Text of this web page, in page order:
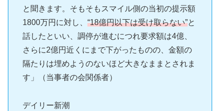
と聞きます。そもそもスマイル側の当初の提示額
1800万円に対し、 “18億円以下は受け取らない”と
話したといい、調停が進むにつれ要求額は4億、
さらに2億円近くにまで下がったものの、金額の
隔たりは埋めようのないほど大きなままとされま
す」（当事者の会関係者）
デイリー新潮